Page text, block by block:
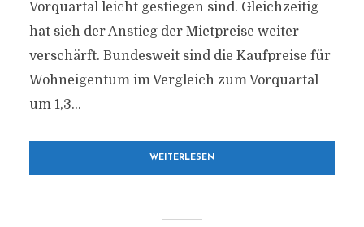
Vorquartal leicht gestiegen sind. Gleichzeitig
hat sich der Anstieg der Mietpreise weiter
verschärft. Bundesweit sind die Kaufpreise für
Wohneigentum im Vergleich zum Vorquartal
um 1,3...
WEITERLESEN